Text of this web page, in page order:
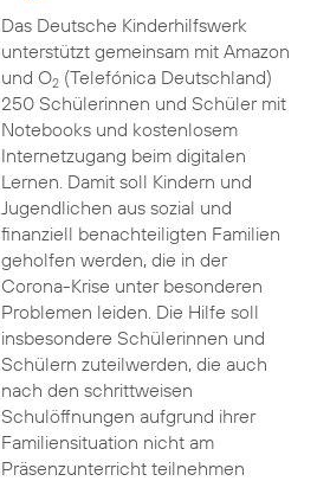
Das Deutsche Kinderhilfswerk
unterstützt gemeinsam mit Amazon
und O2(Telefónica Deutschland)
250 Schülerinnen und Schüler mit
Notebooks und kostenlosem
Internetzugang beim digitalen
Lernen. Damit soll Kindern und
Jugendlichen aus sozial und
finanziell benachteiligten Familien
geholfen werden, die in der
Corona-Krise unter besonderen
Problemen leiden. Die Hilfe soll
insbesondere Schülerinnen und
Schülern zuteilwerden, die auch
nach den schrittweisen
Schulöffnungen aufgrund ihrer
Familiensituation nicht am
Präsenzunterricht teilnehmen